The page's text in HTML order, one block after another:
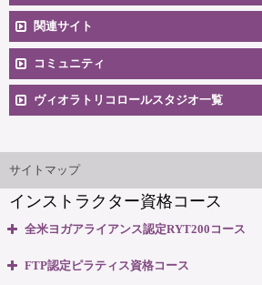
つきましては有効期限内でご使用いた
※短期集中コース、各ブラッシュアッ
ショップにつきましては、受講料納付
きましては、講座開始日の１０日前ま
場合は全額、９日前～４日前までのお
尚、開催３日前～開催当日のキャンセ
できかねますので予めご了承ください
限の延長は出来ませんので予めご了承
④受講開始後のキャンセルお申し出に
安心のサポート体制
無料体験説明会
関連サイト
コミュニティ
卒業生向け掲示板
インストラクター'sマップ
ヴィオラトリコロールスタジオ一覧
サイトマップ
インストラクター資格コース
全米ヨガアライアンス認定RYT200コース
・全米ヨガアライアンス認定 RYT200資格取得
FTP認定ピラティス資格コース